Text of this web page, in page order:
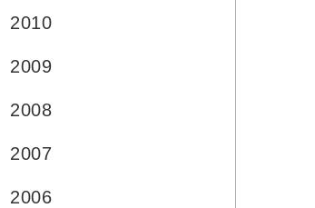
2010
2009
2008
2007
2006